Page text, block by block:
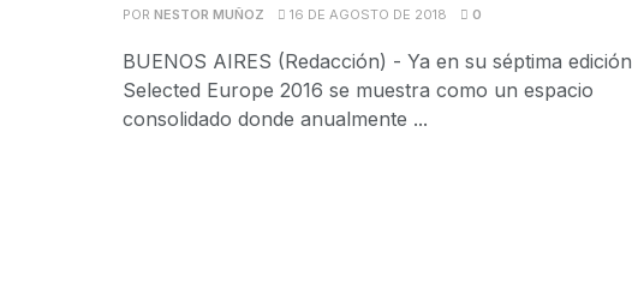
POR NESTOR MUÑOZ 16 DE AGOSTO DE 2018 0
BUENOS AIRES (Redacción) - Ya en su séptima edición
Selected Europe 2016 se muestra como un espacio
consolidado donde anualmente ...